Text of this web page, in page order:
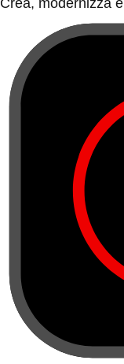
Crea, modernizza